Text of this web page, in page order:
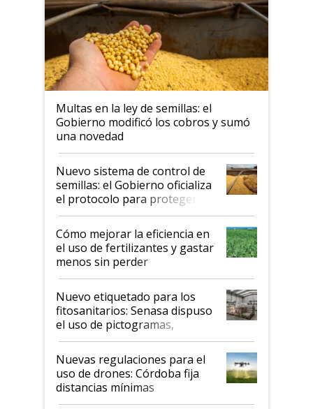
Multas en la ley de semillas: el
Gobierno modificó los cobros y sumó
una novedad
Nuevo sistema de control de
semillas: el Gobierno oficializa
el protocolo para proteger la
propiedad intelectual
Cómo mejorar la eficiencia en
el uso de fertilizantes y gastar
menos sin perder
productividad en la campaña
fina
Nuevo etiquetado para los
fitosanitarios: Senasa dispuso
el uso de pictogramas,
palabras de advertencia e
indicaciones
Nuevas regulaciones para el
uso de drones: Córdoba fija
distancias mínimas